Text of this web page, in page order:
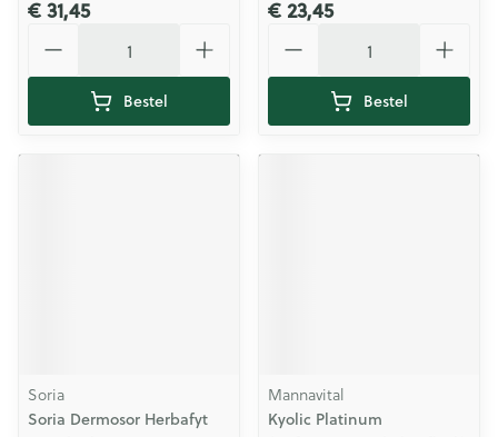
€ 31,45
Bestel
€ 23,45
Bestel
Soria
Soria Dermosor Herbafyt
Mannavital
Kyolic Platinum